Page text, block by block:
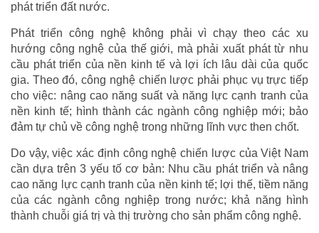
phát triển đất nước.
Phát triển công nghệ không phải vì chạy theo các xu
hướng công nghệ của thế giới, mà phải xuất phát từ nhu
cầu phát triển của nền kinh tế và lợi ích lâu dài của quốc
gia. Theo đó, công nghệ chiến lược phải phục vụ trực tiếp
cho việc: nâng cao năng suất và năng lực cạnh tranh của
nền kinh tế; hình thành các ngành công nghiệp mới; bảo
đảm tự chủ về công nghệ trong những lĩnh vực then chốt.
Do vậy, việc xác định công nghệ chiến lược của Việt Nam
cần dựa trên 3 yếu tố cơ bản: Nhu cầu phát triển và nâng
cao năng lực cạnh tranh của nền kinh tế; lợi thế, tiềm năng
của các ngành công nghiệp trong nước; khả năng hình
thành chuỗi giá trị và thị trường cho sản phẩm công nghệ.